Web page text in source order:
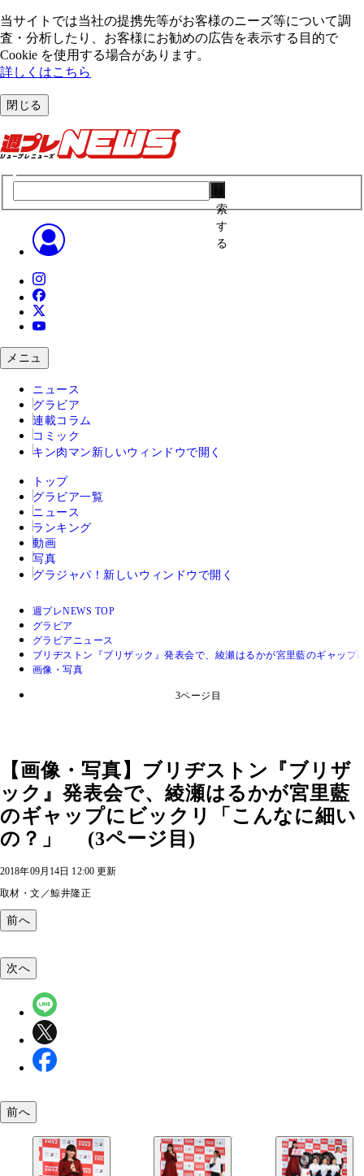
当サイトでは当社の提携先等がお客様のニーズ等について調
査・分析したり、お客様にお勧めの広告を表⽰する⽬的で
Cookie を使⽤する場合があります。
詳しくはこちら
閉じる
索
す
る
メニュ
ニュース
グラビア
連載コラム
コミック
キン肉マン 新しいウィンドウで開く
トップ
グラビア一覧
ニュース
ランキング
動画
写真
グラジャパ！ 新しいウィンドウで開く
週プレNEWS TOP
グラビア
グラビアニュース
ブリヂストン『ブリザック』発表会で、綾瀬はるかが宮里藍のギャッ
画像・写真
3ページ目
【画像・写真】ブリヂストン『ブリザ
ック』発表会で、綾瀬はるかが宮里藍
のギャップにビックリ「こんなに細い
の？」 (3ページ目)
2018年09月14日 12:00 更新
取材・文／鯨井隆正
前へ
次へ
前へ